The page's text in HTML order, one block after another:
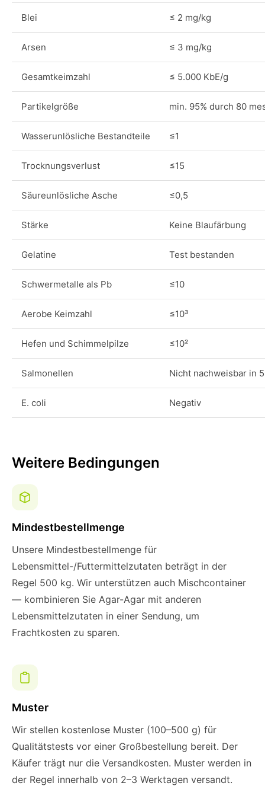
Blei ≤ 2 mg/kg
Arsen ≤ 3 mg/kg
Gesamtkeimzahl ≤ 5.000 KbE/g
Partikelgröße min. 95% durch 80
Wasserunlösliche Bestandteile ≤1
Trocknungsverlust ≤15
Säureunlösliche Asche ≤0,5
Stärke Keine Blaufärbung
Gelatine Test bestanden
Schwermetalle als Pb ≤10
Aerobe Keimzahl ≤10³
Hefen und Schimmelpilze ≤10²
Salmonellen Nicht nachweisbar in
E. coli Negativ
Weitere Bedingungen
Mindestbestellmenge
Unsere Mindestbestellmenge für
Lebensmittel-/Futtermittelzutaten beträgt in der
Regel 500 kg. Wir unterstützen auch Mischcontainer
— kombinieren Sie Agar-Agar mit anderen
Lebensmittelzutaten in einer Sendung, um
Frachtkosten zu sparen.
Muster
Wir stellen kostenlose Muster (100–500 g) für
Qualitätstests vor einer Großbestellung bereit. Der
Käufer trägt nur die Versandkosten. Muster werden in
der Regel innerhalb von 2–3 Werktagen versandt.